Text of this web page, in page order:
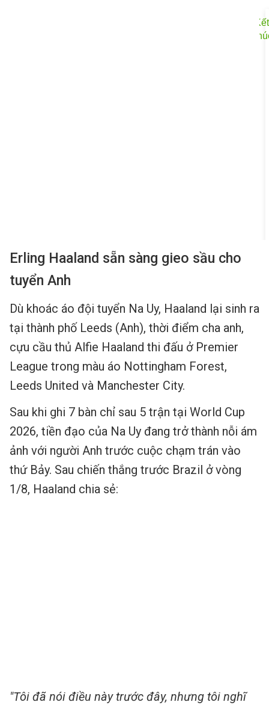
Erling Haaland sẵn sàng gieo sầu cho
tuyển Anh
Dù khoác áo đội tuyển Na Uy, Haaland lại sinh ra
tại thành phố Leeds (Anh), thời điểm cha anh,
cựu cầu thủ Alfie Haaland thi đấu ở Premier
League trong màu áo Nottingham Forest,
Leeds United và Manchester City.
Sau khi ghi 7 bàn chỉ sau 5 trận tại World Cup
2026, tiền đạo của Na Uy đang trở thành nỗi ám
ảnh với người Anh trước cuộc chạm trán vào
thứ Bảy. Sau chiến thắng trước Brazil ở vòng
1/8, Haaland chia sẻ:
"Tôi đã nói điều này trước đây, nhưng tôi nghĩ